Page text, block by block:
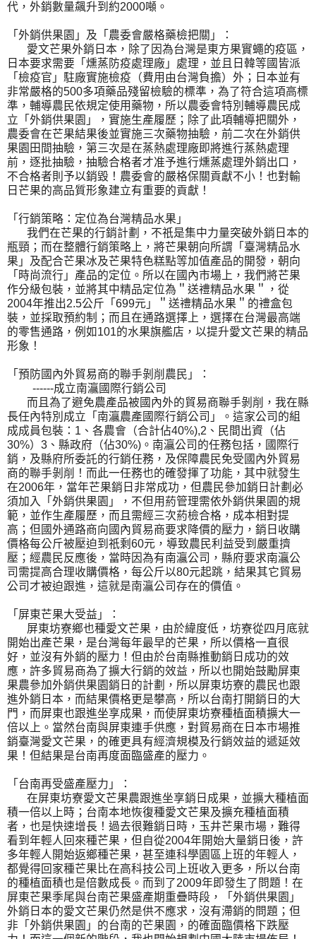
代，外銷數量飆升到約2000噸。
「外銷供果園」及「農委會嚴格藥檢把關」：
愛文芒果外銷日本，除了因為台灣是東方果實蠅的疫區，
日本要求需要「燻蒸防疫處理廠」處理，並且日韓等國皆派
「檢疫官」駐廠實施檢疫（費用由台灣負擔）外；日本並有
非常嚴格的500多項藥品殘留檢驗的標準，為了符合這項高標
準，輔導農民依規定使用藥物，所以農委會特別輔導農民成
立「外銷供果園」，實施生產履歷；除了此項輔導把關外，
農委會在芒果結果後並實施三次藥物抽驗，前二次在外銷供
果園田間抽驗，第三次是在蒸熱處理廠即將進行蒸熱處理
前，逐批抽驗，抽驗合格者才准予進行燻蒸處理外銷出口，
不合格者則予以銷毀！農委會的嚴格保關貢獻不小！也對輸
日芒果的高品質形象建立有重要的貢獻！
「行銷策略：定位為台灣精品水果」
我們在芒果的行銷計劃，不祇是集中力量突破外銷日本的
瓶頸；而在整體行銷策略上，將芒果朝向所謂「臺灣精品水
果」及配合芒果冰及芒果特色糕點等加值產品的開發，朝向
「時尚流行」產品的定位。所以在國內市場上，我們將芒果
作分級包裝，並將其中精品定位為＂送禮精品水果＂，從
2004年推出2.5公斤「699元」＂送禮精品水果＂的禮盒包
裝，並採取預約制；而且在通路選擇上，選擇在台灣最高端
的零售通路，例如101的水果旗艦店，以提升愛文芒果的精品
形象！
「預防國內外貿易商的聯手剝削農民」：
------成立南灜國際行銷公司
而且為了避免農產品被國內外的貿易商聯手剝削，我在縣
長任內特別成立「南灜農產國際行銷公司」。這家公司的組
成成員包裝：1、各農會（合計佔40%),2、民間出資（佔
30%）3、縣政府（佔30%)。南灜公司的任務包括，國際行
銷，及縣府所委託的行銷任務，及保障農民免受國內外貿易
商的聯手剝削！而此一任務也的確發揮了功能，其中就發生
在2006年，當年芒果銷日非常成功，但農民參加銷日計劃必
須加入「外銷供果園」，不但用葯管理需依外銷供果園的規
範，並作生產履歷，而且需經三次葯檢合格，成本相對提
高；但國外通路商向國內貿易商要求降價的壓力，銷日收購
價格每公斤被壓迫到祇剩60元，導致農民利益受到嚴重擠
壓；經農民反應後，當時因為有南灜公司，縣府要求南灜公
司需提高合理收購價格，每公斤以80元起跳，結果其它貿易
公司才被迫跟進，這就是南灜公司存在的價值。
「屏東芒果大受益」：
屏東坊寮鄉也種愛文芒果，由於緯度低，坊寮從四月底就
開始出產芒果，是台灣每年最早的芒果，所以價格一直很
好，並沒有外銷的壓力！但由於台南縣推動銷日成功的效
應，許多貿易商為了擴大行銷的效益，所以也開始鼓勵屏東
果農參加外銷供果園銷日的計劃，所以屏東坊寮的農民也跟
進外銷日本，而結果價格更是攀高，所以台南打開銷日的大
門，而屏東也跟進坐享成果，而使屏東坊寮種植面積擴大一
倍以上。當然台南與屏東連手供應，對貿易商在日本巿場推
銷臺灣愛文芒果，的確更具有經濟規模及行銷效益的遞延效
果！但結果是台南再度面臨盛產的壓力。
「台南再受盛產壓力」：
在屏東坊寮愛文芒果農跟進坐享銷日成果，並擴大種植面
積一倍以上時；台南本地恢復種愛文芒果及擴充種植面積
者，也是快速增長！過去很難銷日時，玉井芒果市場，難得
看到年輕人回來種芒果，但自從2004年開始大量銷日後，許
多年輕人開始返鄉種芒果，甚至連科學園區上班的年輕人，
都覺得回家種芒果比在高科技公司上班收入更多，所以台南
的種植面積也是倍數成長。而到了2009年即發生了問題！在
屏東芒果季尾與台南芒果盛產期重疊時段，「外銷供果園」
外銷日本的愛文芒果仍然是供不應求，沒有滯銷的問題；但
非「外銷供果園」的台南的芒果園，的確面臨價格下跌壓